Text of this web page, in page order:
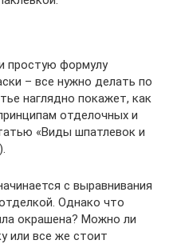
простую формулу
– все нужно делать по
наглядно покажет, как
отделочных и
«Виды шпатлевок и
с выравнивания
Однако что
окрашена? Можно ли
или все же стоит